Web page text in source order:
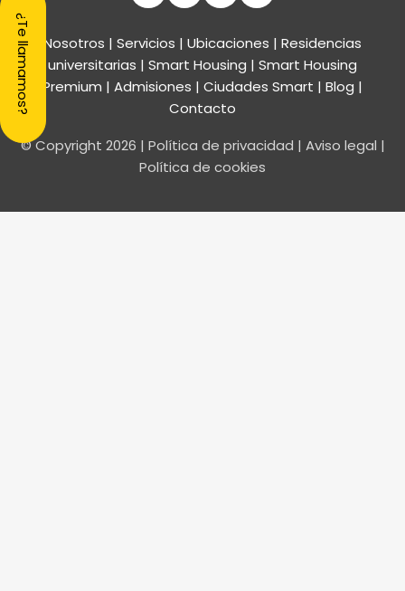
Nosotros | Servicios | Ubicaciones | Residencias
universitarias | Smart Housing | Smart Housing
Premium | Admisiones | Ciudades Smart | Blog |
Contacto
© Copyright 2026 | Política de privacidad | Aviso legal |
Política de cookies
¿Te llamamos?